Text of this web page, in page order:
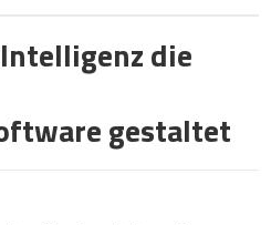
die
gestaltet